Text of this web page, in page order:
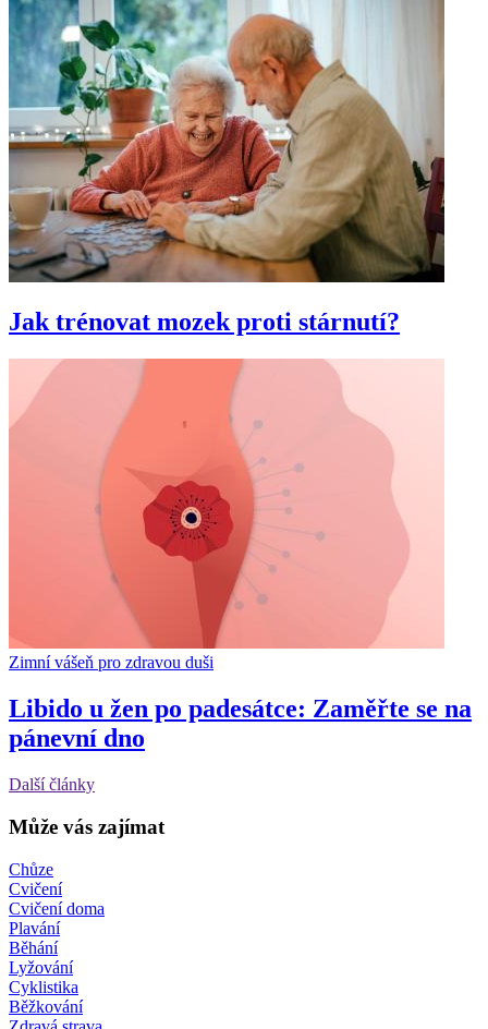
Jak trénovat mozek proti stárnutí?
Zimní vášeň pro zdravou duši
Libido u žen po padesátce: Zaměřte se na
pánevní dno
Další články
Může vás zajímat
Chůze
Cvičení
Cvičení doma
Plavání
Běhání
Lyžování
Cyklistika
Běžkování